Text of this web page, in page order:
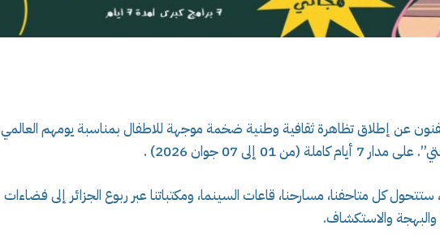
عن إطلاق تظاهرة ثقافية وطنية ضخمة موجهة للاطفال بمناسبة يومهم العالمي
كبرى، ستتحول كل متاحفنا، مسارحنا، قاعات السينما، ومكتباتنا عبر ربوع الجزائر إلى فضاءات
والبهجة والاستكشاف.